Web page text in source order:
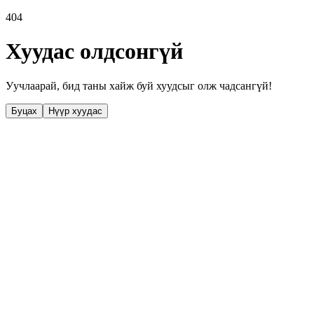
404
Хуудас олдсонгүй
Уучлаарай, бид таны хайж буй хуудсыг олж чадсангүй!
Буцах Нүүр хуудас